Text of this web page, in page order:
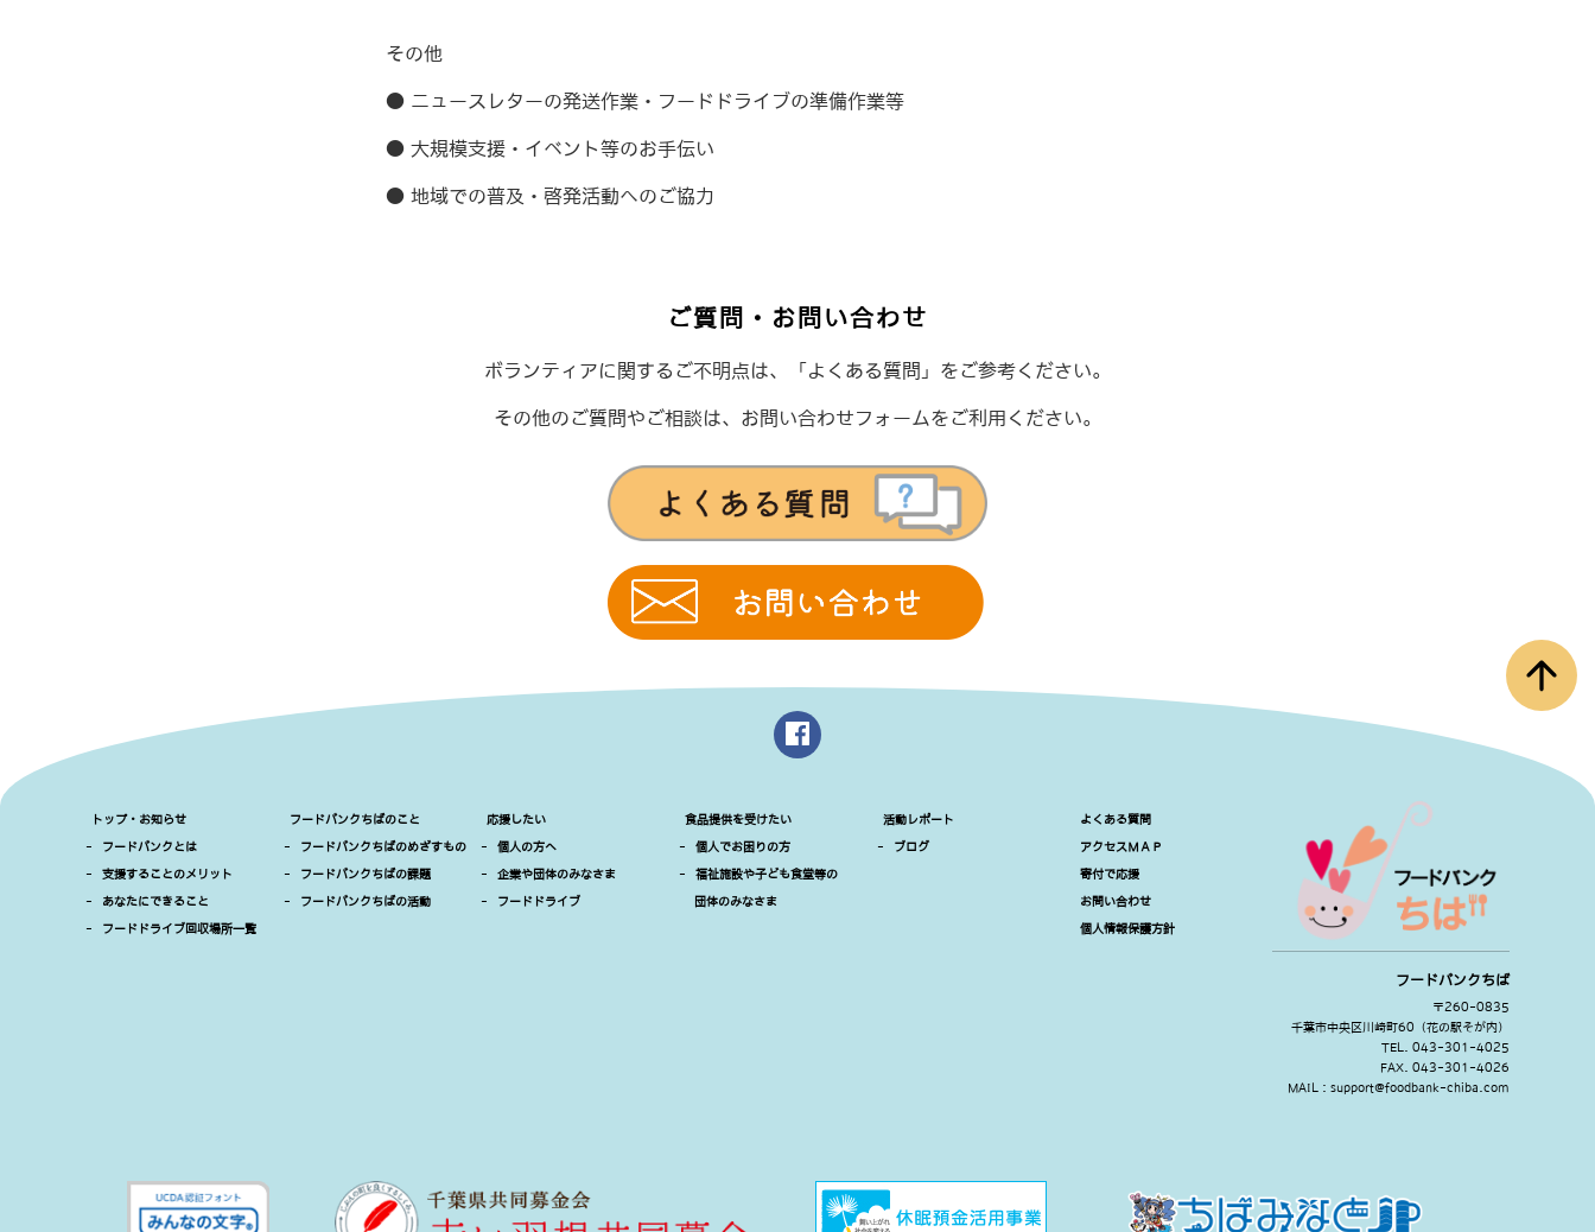
その他
● ニュースレターの発送作業・フードドライブの準備作業等
● 大規模支援・イベント等のお手伝い
● 地域での普及・啓発活動へのご協力
ご質問・お問い合わせ
ボランティアに関するご不明点は、「よくある質問」をご参考ください。
その他のご質問やご相談は、 お問い合わせフォームをご利用ください。
arrow_upward
トップ・お知らせ
- フードバンクとは
- 支援することのメリット
- あなたにできること
- フードドライブ回収場所一覧
フードバンクちばのこと
- フードバンクちばのめざすもの
- フードバンクちばの課題
- フードバンクちばの活動
応援したい
- 個人の方へ
- 企業や団体のみなさま
- フードドライブ
食品提供を受けたい
- 個人でお困りの方
- 福祉施設や子ども食堂等の
団体のみなさま
活動レポート
- ブログ
よくある質問
アクセスＭＡＰ
寄付で応援
お問い合わせ
個人情報保護方針
フードバンクちば
〒260-0835
千葉市中央区川崎町60（花の駅そが内）
TEL. 043-301-4025
FAX. 043-301-4026
MAIL : support@foodbank-chiba.com